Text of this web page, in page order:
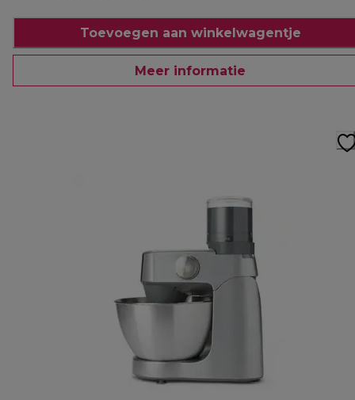
Toevoegen aan winkelwagentje
Meer informatie